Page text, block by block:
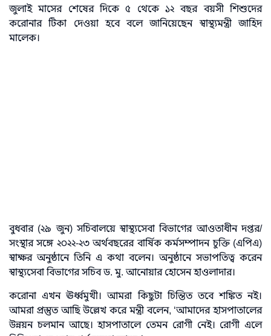
জুলাই মাসের শেষের দিকে ৫ থেকে ১২ বছর বয়সী শিশুদের
করোনার টিকা দেওয়া হবে বলে জানিয়েছেন স্বাস্থ্যমন্ত্রী জাহিদ
মালেক।
বুধবার (২৯ জুন) সচিবালয়ে স্বাস্থ্যসেবা বিভাগের আওতাধীন দপ্তর/
সংস্থার সঙ্গে ২০২২-২৩ অর্থবছরের বার্ষিক কর্মসম্পাদন চুক্তি (এপিএ)
স্বাক্ষর অনুষ্ঠানে তিনি এ কথা বলেন। অনুষ্ঠানে সভাপতিত্ব করেন
স্বাস্থ্যসেবা বিভাগের সচিব ড. মু. আনোয়ার হোসেন হাওলাদার।
করোনা এখন ঊর্ধ্বমুখী। আমরা কিছুটা চিন্তিত তবে শঙ্কিত নই।
আমরা প্রস্তুত আছি উল্লেখ করে মন্ত্রী বলেন, ‘আমাদের হাসপাতালের
উন্নয়ন চলমান আছে। হাসপাতালে তেমন রোগী নেই। রোগী এলে